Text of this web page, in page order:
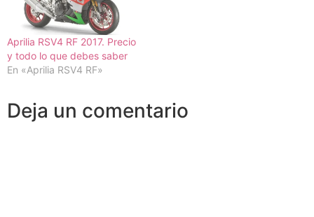
Aprilia RSV4 RF 2017. Precio
y todo lo que debes saber
En «Aprilia RSV4 RF»
Deja un comentario